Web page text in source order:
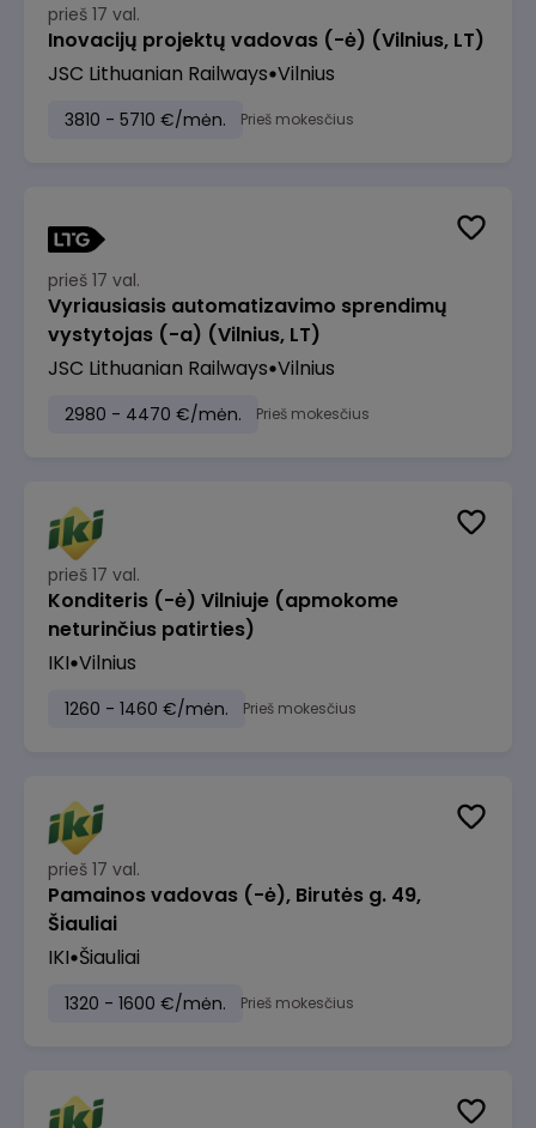
prieš 17 val.
Inovacijų projektų vadovas (-ė) (Vilnius, LT)
JSC Lithuanian Railways Vilnius
3810 - 5710 €/mėn. Prieš mokesčius
prieš 17 val.
Vyriausiasis automatizavimo sprendimų
vystytojas (-a) (Vilnius, LT)
JSC Lithuanian Railways Vilnius
2980 - 4470 €/mėn. Prieš mokesčius
prieš 17 val.
Konditeris (-ė) Vilniuje (apmokome
neturinčius patirties)
IKI Vilnius
1260 - 1460 €/mėn. Prieš mokesčius
prieš 17 val.
Pamainos vadovas (-ė), Birutės g. 49,
Šiauliai
IKI Šiauliai
1320 - 1600 €/mėn. Prieš mokesčius